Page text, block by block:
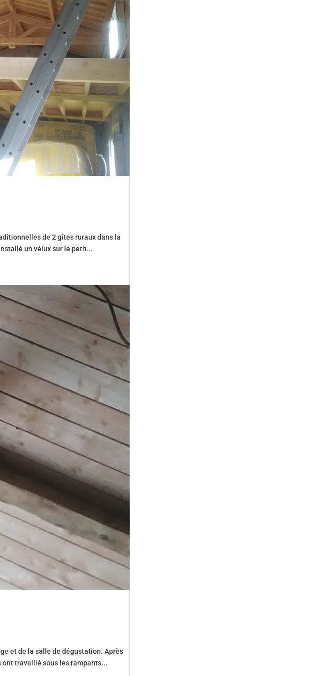
de 2 gîtes ruraux dans la
un vélux sur le petit...
et de la salle de dégustation. Après
ont travaillé sous les rampants...